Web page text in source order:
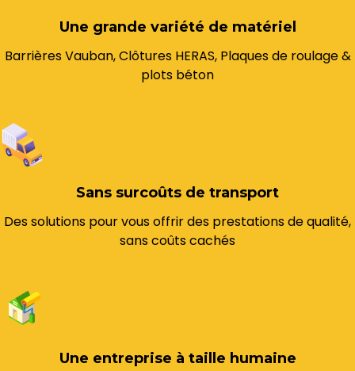
Une grande variété de matériel
Barrières Vauban, Clôtures HERAS, Plaques de roulage &
plots béton
Sans surcoûts de transport
Des solutions pour vous offrir des prestations de qualité,
sans coûts cachés
Une entreprise à taille humaine